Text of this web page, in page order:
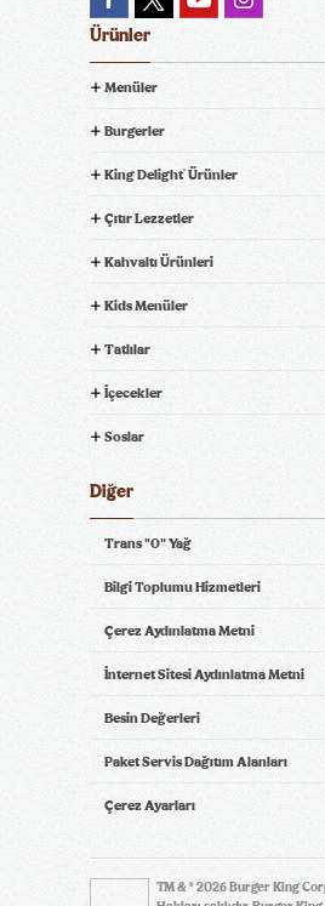
Ürünler
Menüler
Burgerler
King Delight® Ürünler
Çıtır Lezzetler
Kahvaltı Ürünleri
Kids Menüler
Tatlılar
İçecekler
Soslar
Diğer
Trans "0" Yağ
Bilgi Toplumu Hizmetleri
Çerez Aydınlatma Metni
İnternet Sitesi Aydınlatma Metni
Besin Değerleri
Paket Servis Dağıtım Alanları
Çerez Ayarları
TM & © 2026 Burger King